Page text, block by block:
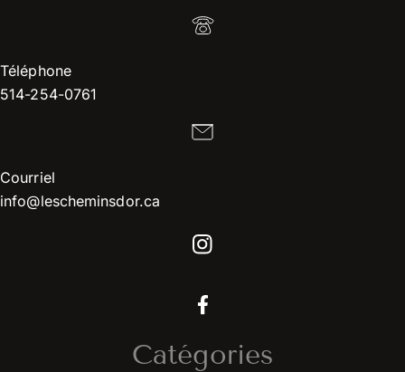
Téléphone
514-254-0761
Courriel
info@lescheminsdor.ca
Catégories